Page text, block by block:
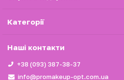
Категорії
Наші контакти
+38 (093) 387-38-37
info@promakeup-opt.com.ua